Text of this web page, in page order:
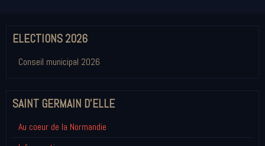
ELECTIONS 2026
Conseil municipal 2026
SAINT GERMAIN D'ELLE
Au coeur de la Normandie